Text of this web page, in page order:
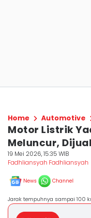
Home Automotive
Motor Listrik
Meluncur,
19 Mei 2026, 15:35 WIB
Fadhliansyah Fadhliansyah
News Channel
Jarak tempuhnya sampai 100